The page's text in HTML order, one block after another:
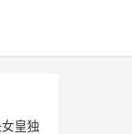
皇独